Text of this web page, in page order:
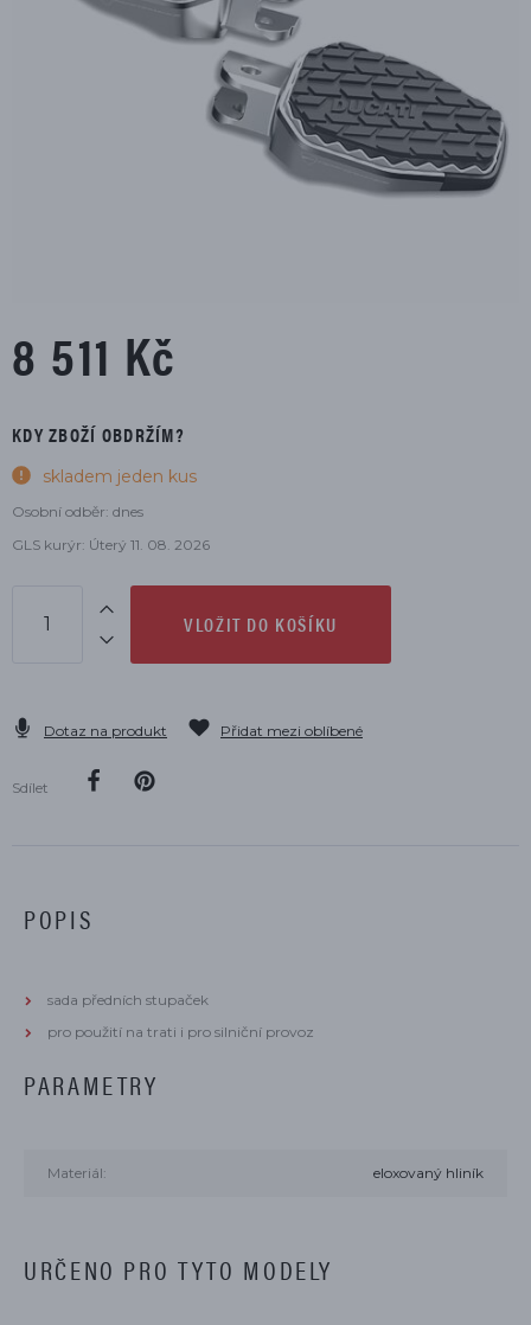
8 511 Kč
KDY ZBOŽÍ OBDRŽÍM?
skladem jeden kus
Osobní odběr: dnes
GLS kurýr: Úterý 11. 08. 2026
VLOŽIT DO KOŠÍKU
Dotaz na produkt Přidat mezi oblíbené
Sdílet
POPIS
sada předních stupaček
pro použití na trati i pro silniční provoz
PARAMETRY
Materiál: eloxovaný hliník
URČENO PRO TYTO MODELY